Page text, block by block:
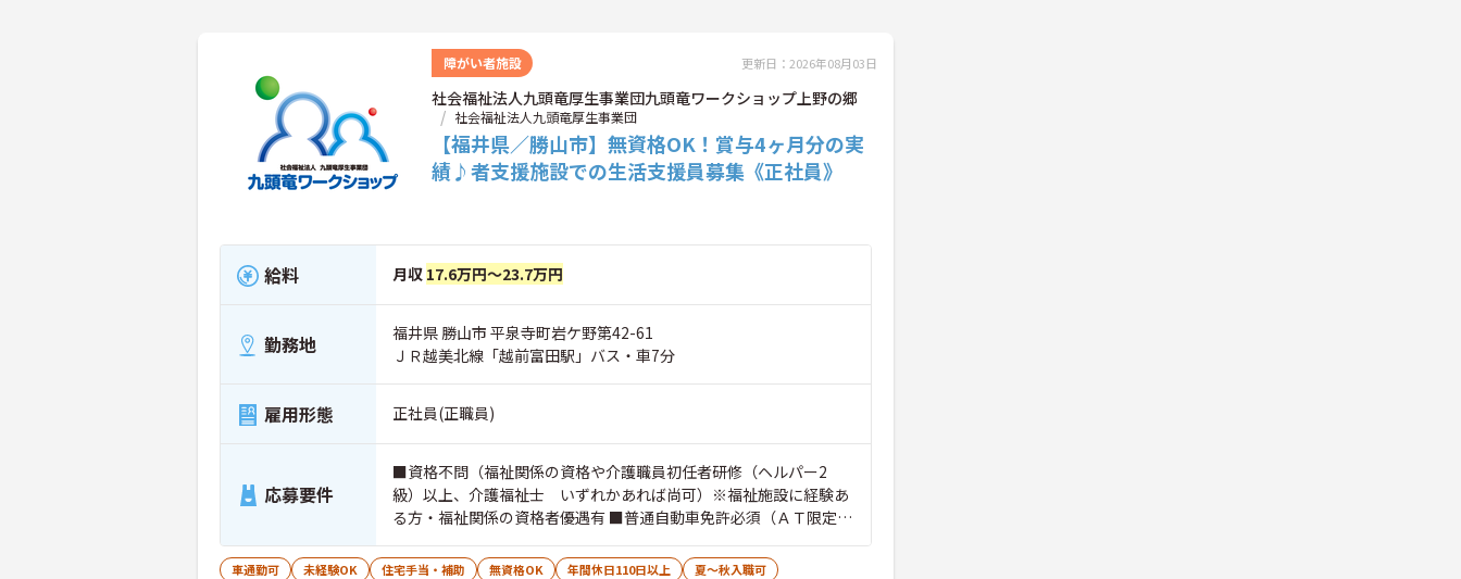
障がい者施設 更新日：2026年08月03日
社会福祉法人九頭竜厚生事業団九頭竜ワークショップ上野の郷
社会福祉法人九頭竜厚生事業団
【福井県／勝山市】無資格OK！賞与4ヶ月分の実
績♪者支援施設での生活支援員募集《正社員》
給料 月収 17.6万円～23.7万円
勤務地
福井県 勝山市 平泉寺町岩ケ野第42-61
ＪＲ越美北線「越前富田駅」バス・車7分
雇用形態 正社員(正職員)
応募要件
■資格不問（福祉関係の資格や介護職員初任者研修（ヘルパー2
級）以上、介護福祉士 いずれかあれば尚可）※福祉施設に経験あ
る方・福祉関係の資格者優遇有 ■普通自動車免許必須（ＡＴ限定
可） ■必要なＰＣスキル：専用のパソコンソフトを使用して記録を
行いますので、ワードを使用できる程度のスキルがあると良いです
車通勤可 未経験OK 住宅手当・補助 無資格OK 年間休日110日以上
夏～秋入職可